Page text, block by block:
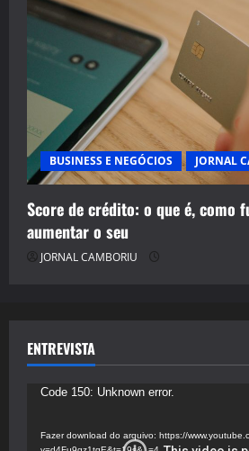
BUSINESS E NEGÓCIOS JORNAL
Score de crédito: o que é, como
aumentar o seu
JORNAL CAMBORIU
ENTREVISTA
Tocador
vídeo
Code 150: Unknown error.
Fazer download do arquivo: https://